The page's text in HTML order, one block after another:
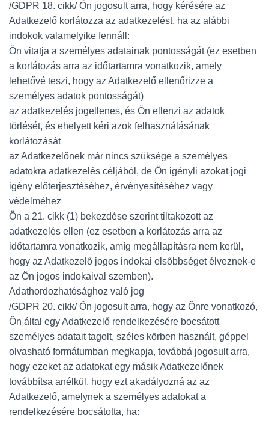
/GDPR 18. cikk/ Ön jogosult arra, hogy kérésére az
Adatkezelő korlátozza az adatkezelést, ha az alábbi
indokok valamelyike fennáll:
Ön vitatja a személyes adatainak pontosságát (ez esetben
a korlátozás arra az időtartamra vonatkozik, amely
lehetővé teszi, hogy az Adatkezelő ellenőrizze a
személyes adatok pontosságát)
az adatkezelés jogellenes, és Ön ellenzi az adatok
törlését, és ehelyett kéri azok felhasználásának
korlátozását
az Adatkezelőnek már nincs szüksége a személyes
adatokra adatkezelés céljából, de Ön igényli azokat jogi
igény előterjesztéséhez, érvényesítéséhez vagy
védelméhez
Ön a 21. cikk (1) bekezdése szerint tiltakozott az
adatkezelés ellen (ez esetben a korlátozás arra az
időtartamra vonatkozik, amíg megállapításra nem kerül,
hogy az Adatkezelő jogos indokai elsőbbséget élveznek-e
az Ön jogos indokaival szemben).
Adathordozhatósághoz való jog
/GDPR 20. cikk/ Ön jogosult arra, hogy az Önre vonatkozó,
Ön által egy Adatkezelő rendelkezésére bocsátott
személyes adatait tagolt, széles körben használt, géppel
olvasható formátumban megkapja, továbbá jogosult arra,
hogy ezeket az adatokat egy másik Adatkezelőnek
továbbítsa anélkül, hogy ezt akadályozná az az
Adatkezelő, amelynek a személyes adatokat a
rendelkezésére bocsátotta, ha: